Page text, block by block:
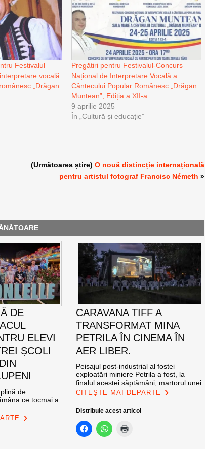
Festivalul
vocală
„Drăgan
Pregătiri pentru Festivalul-Concurs
Național de Interpretare Vocală a
Cântecului Popular Românesc „Drăgan
Muntean”, Ediția a XII-a
9 aprilie 2025
În „Cultură și educație”
(Următoarea știre)O nouă distincție internațională
pentru artistul fotograf Francisc Németh »
DE
ELEVI
ȘCOLI
de
ce tocmai a
CARAVANA TIFF A
TRANSFORMAT MINA
PETRILA ÎN CINEMA ÎN
AER LIBER.
Peisajul post-industrial al fostei
exploatări miniere Petrila a fost, la
finalul acestei săptămâni, martorul unei
CITEȘTE MAI DEPARTE
Distribuie acest articol